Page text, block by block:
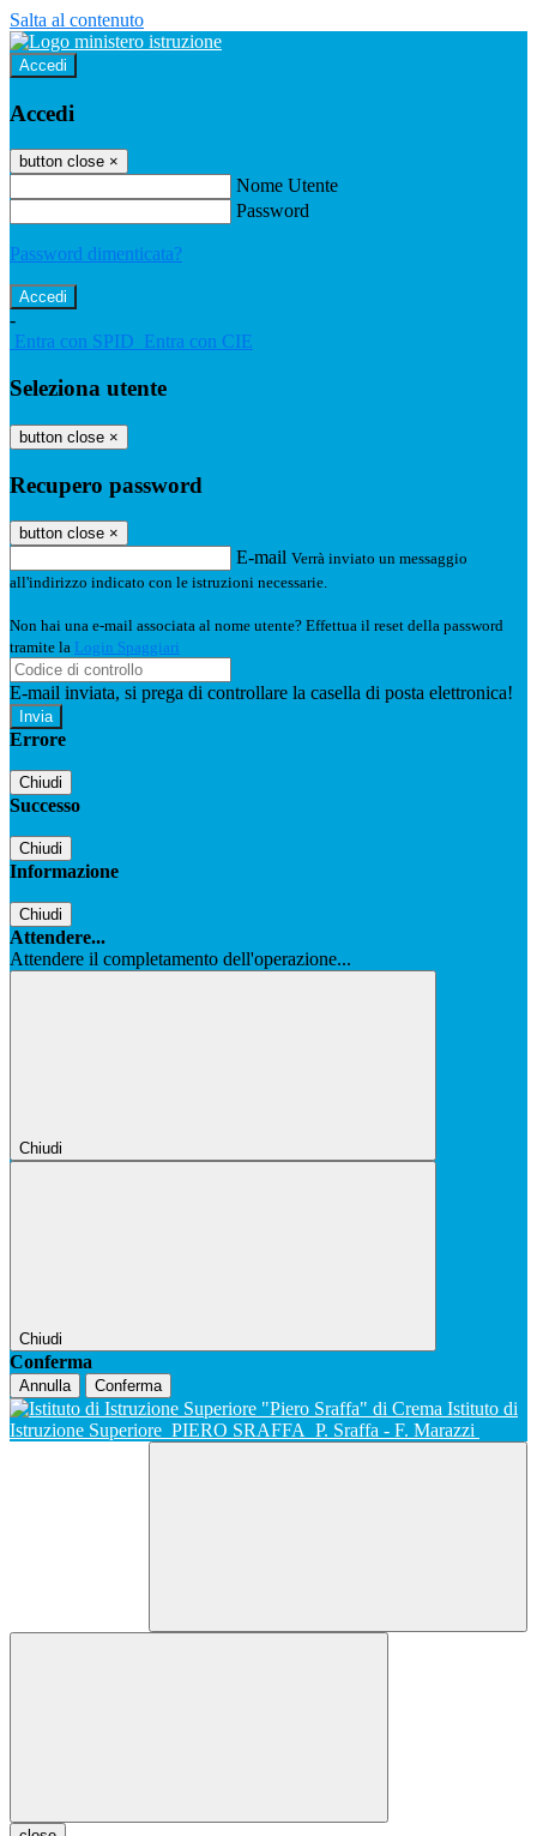
Salta al contenuto
Accedi
Accedi
button close ×
Nome Utente
Password
Password dimenticata?
-
Entra con SPID Entra con CIE
Seleziona utente
button close ×
Recupero password
button close ×
E-mail Verrà inviato un messaggio
all'indirizzo indicato con le istruzioni necessarie.
Non hai una e-mail associata al nome utente? Effettua il reset della password
tramite la Login Spaggiari
E-mail inviata, si prega di controllare la casella di posta elettronica!
Errore
Chiudi
Successo
Chiudi
Informazione
Chiudi
Attendere...
Attendere il completamento dell'operazione...
Chiudi
Chiudi
Conferma
Annulla Conferma
Istituto di
Istruzione Superiore PIERO SRAFFA P. Sraffa - F. Marazzi